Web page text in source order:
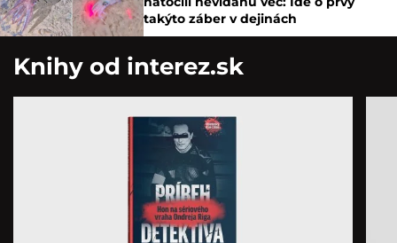
takýto záber v dejinách
Knihy od interez.sk